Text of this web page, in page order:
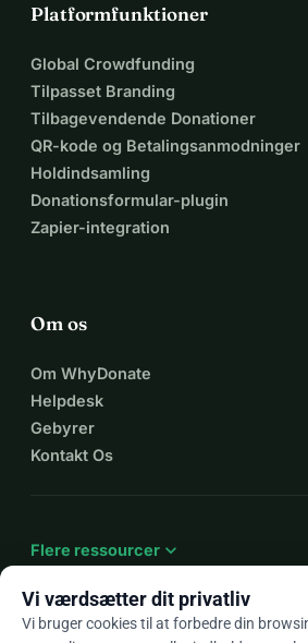
Platformfunktioner
Global Crowdfunding
Tilpasset Branding
Tilbagevendende Donationer
QR-kode og Betalingsanmodninger
Holdindsamling
Donationsformular-plugin
Zapier-integration
Om os
Om WhyDonate
Helpdesk
Gebyrer
Kontakt Os
Flere ressourcer expand_more
Vi værdsætter dit privatliv
Vi bruger cookies til at forbedre din